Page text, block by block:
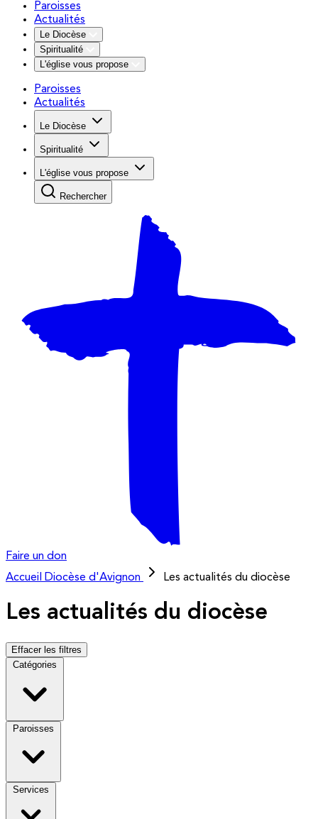
Paroisses
Actualités
Le Diocèse
Spiritualité
L'église vous propose
Paroisses
Actualités
Le Diocèse
Spiritualité
L'église vous propose
Rechercher
Faire un don
Accueil
Diocèse d'Avignon Les actualités du diocèse
Les actualités du diocèse
Effacer les filtres
Catégories
Paroisses
Services